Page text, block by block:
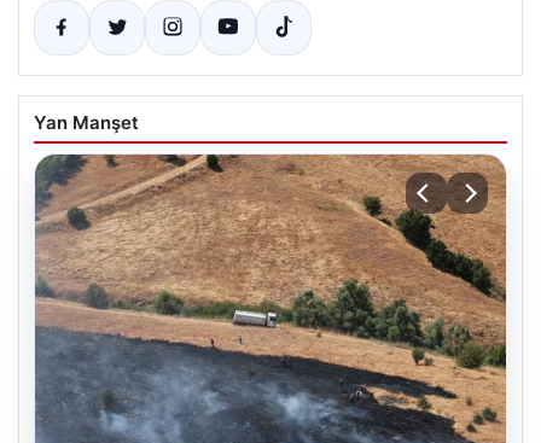
Yan Manşet